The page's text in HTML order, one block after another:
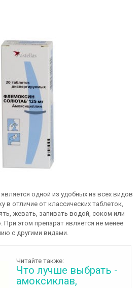
одной из удобных из всех видов
в отличие от классических таблеток,
жевать, запивать водой, соком или
этом препарат является не менее
с другими видами.
Читайте также:
Что лучше выбрать -
амоксиклав,